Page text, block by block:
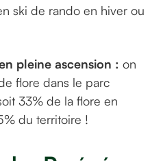
ski de rando en hiver ou
pleine ascension : on
flore dans le parc
33% de la flore en
du territoire !